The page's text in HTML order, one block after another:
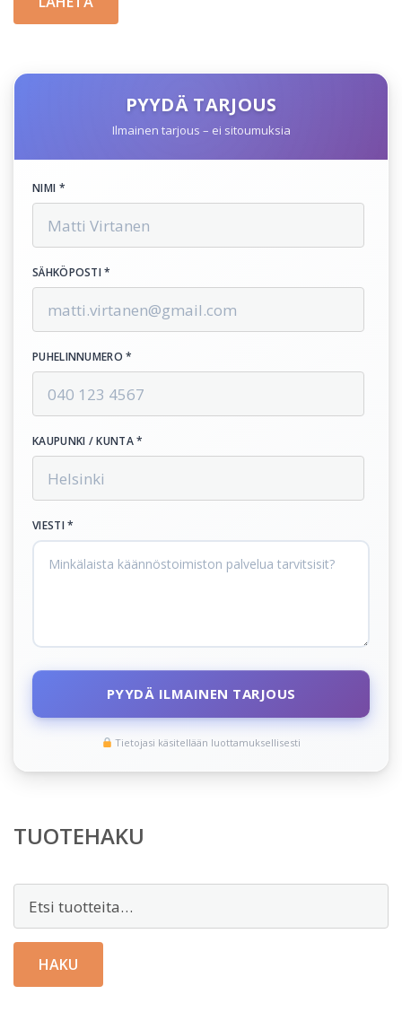
PYYDÄ TARJOUS
Ilmainen tarjous – ei sitoumuksia
NIMI *
SÄHKÖPOSTI *
PUHELINNUMERO *
KAUPUNKI / KUNTA *
VIESTI *
PYYDÄ ILMAINEN TARJOUS
Tietojasi käsitellään luottamuksellisesti
TUOTEHAKU
HAKU